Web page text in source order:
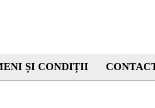
ȘI CONDIȚII